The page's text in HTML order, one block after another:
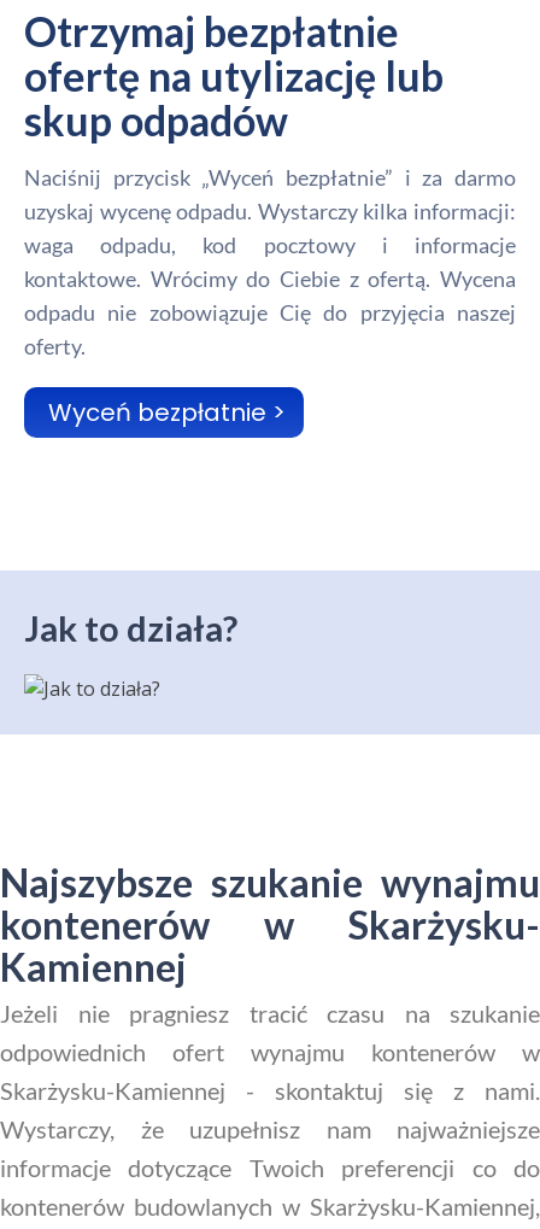
Otrzymaj bezpłatnie
ofertę na utylizację lub
skup odpadów
Naciśnij przycisk „Wyceń bezpłatnie” i za darmo
uzyskaj wycenę odpadu. Wystarczy kilka informacji:
waga odpadu, kod pocztowy i informacje
kontaktowe. Wrócimy do Ciebie z ofertą. Wycena
odpadu nie zobowiązuje Cię do przyjęcia naszej
oferty.
Wyceń bezpłatnie >
Jak to działa?
Najszybsze szukanie wynajmu
kontenerów w Skarżysku-
Kamiennej
Jeżeli nie pragniesz tracić czasu na szukanie
odpowiednich ofert wynajmu kontenerów w
Skarżysku-Kamiennej - skontaktuj się z nami.
Wystarczy, że uzupełnisz nam najważniejsze
informacje dotyczące Twoich preferencji co do
kontenerów budowlanych w Skarżysku-Kamiennej,